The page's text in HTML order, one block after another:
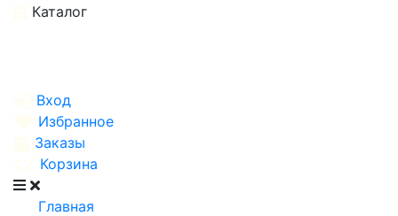
Каталог
Вход
Избранное
Заказы
Корзина
Главная